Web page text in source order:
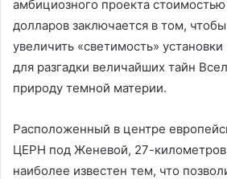
амбициозного проекта
долларов заключается в том,
увеличить «светимость»
для разгадки величайших тайн
природу темной материи.
Расположенный в центре
ЦЕРН под Женевой, 27-
наиболее известен тем, что